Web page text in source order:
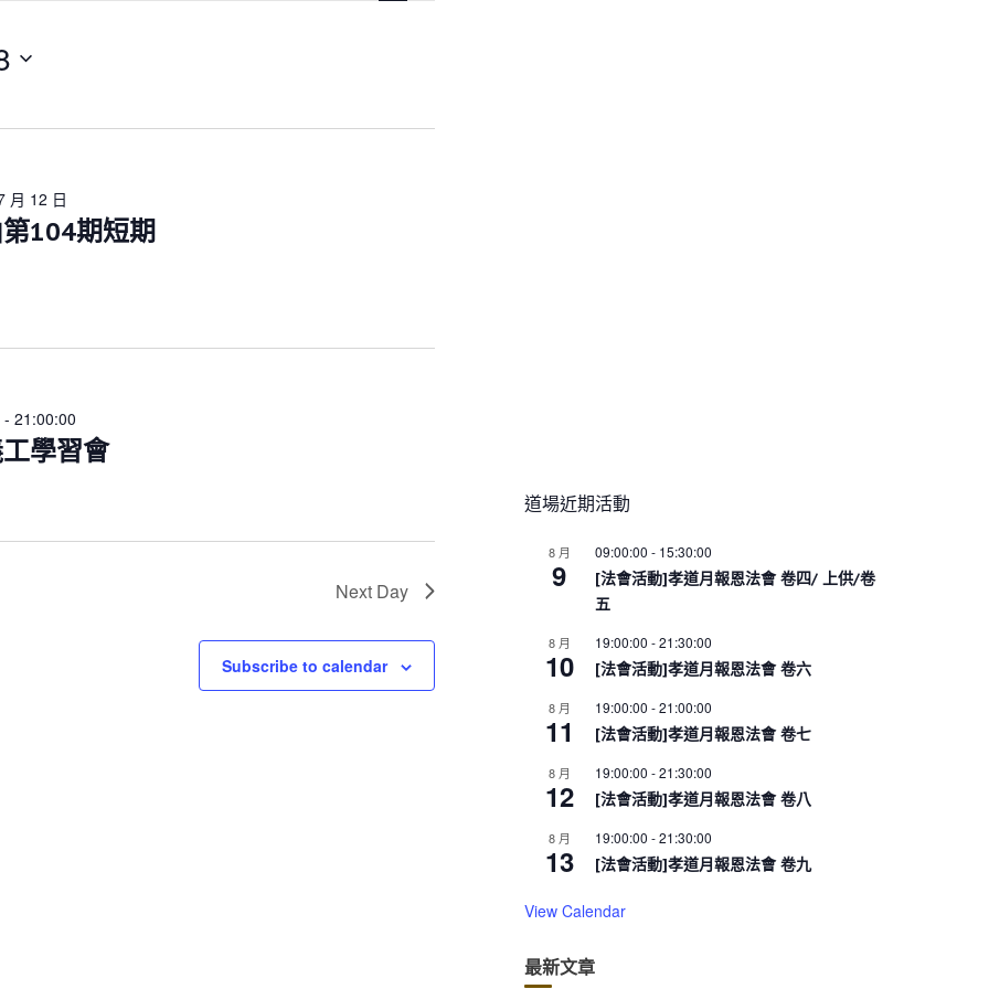
s
104期短期
月 12 日
學習會
- 21:00:00
Next Day
Subscribe to calendar
道場近期活動
8 月
9
09:00:00 - 15:30:00
[法會活動]孝道月報恩法會 卷四/ 上供/卷
五
8 月
10
19:00:00 -21:30:00
[法會活動]孝道月報恩法會 卷六
8 月
11
19:00:00 -21:00:00
[法會活動]孝道月報恩法會 卷七
8 月
12
19:00:00 -21:30:00
[法會活動]孝道月報恩法會 卷八
8 月
13
19:00:00 -21:30:00
[法會活動]孝道月報恩法會 卷九
View Calendar
最新文章